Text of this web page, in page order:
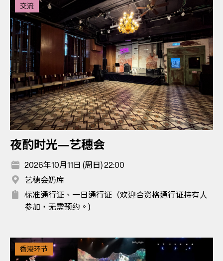
交流
夜酌时光—艺穗会
2026年10月11日 (周日) 22:00
艺穗会奶库
标准通行证、一日通行证（欢迎合资格通行证持有人
参加，无需预约。)
香港环节